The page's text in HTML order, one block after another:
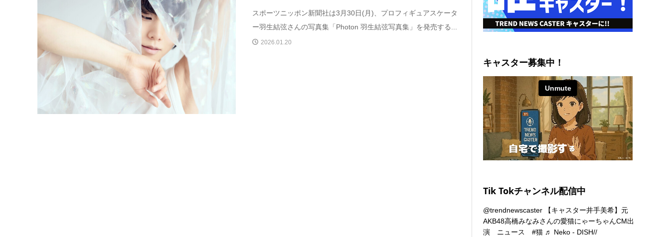
スポーツニッポン新聞社は3月30日(月)、プロフィギュアスケータ
ー羽生結弦さんの写真集「Photon 羽生結弦写真集」を発売する...
2026.01.20
キャスター募集中！
Tik Tokチャンネル配信中
@trendnewscaster 【キャスター井手美希】元
AKB48高橋みなみさんの愛猫にゃーちゃんCM出
演 ニュース#猫 ♬ Neko - DISH//